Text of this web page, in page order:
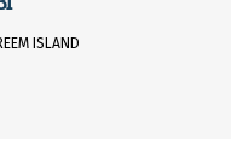
ISLAND